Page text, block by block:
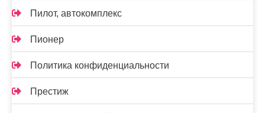
Пилот, автокомплекс
Пионер
Политика конфиденциальности
Престиж